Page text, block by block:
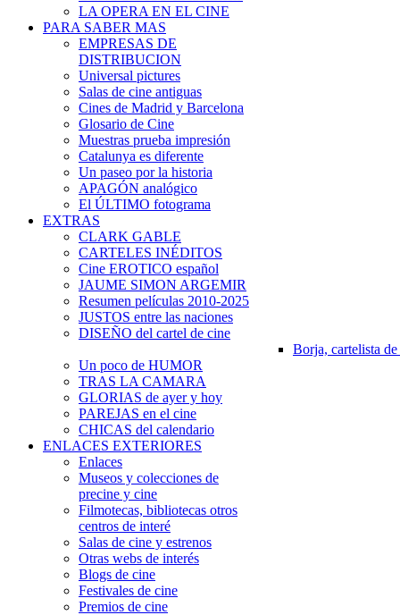
LA OPERA EN EL CINE
PARA SABER MAS
EMPRESAS DE
DISTRIBUCION
Universal pictures
Salas de cine antiguas
Cines de Madrid y Barcelona
Glosario de Cine
Muestras prueba impresión
Catalunya es diferente
Un paseo por la historia
APAGÓN analógico
El ÚLTIMO fotograma
EXTRAS
CLARK GABLE
CARTELES INÉDITOS
Cine EROTICO español
JAUME SIMON ARGEMIR
Resumen películas 2010-2025
JUSTOS entre las naciones
DISEÑO del cartel de cine
Borja, cartelista
Un poco de HUMOR
TRAS LA CAMARA
GLORIAS de ayer y hoy
PAREJAS en el cine
CHICAS del calendario
ENLACES EXTERIORES
Enlaces
Museos y colecciones de
precine y cine
Filmotecas, bibliotecas otros
centros de interé
Salas de cine y estrenos
Otras webs de interés
Blogs de cine
Festivales de cine
Premios de cine